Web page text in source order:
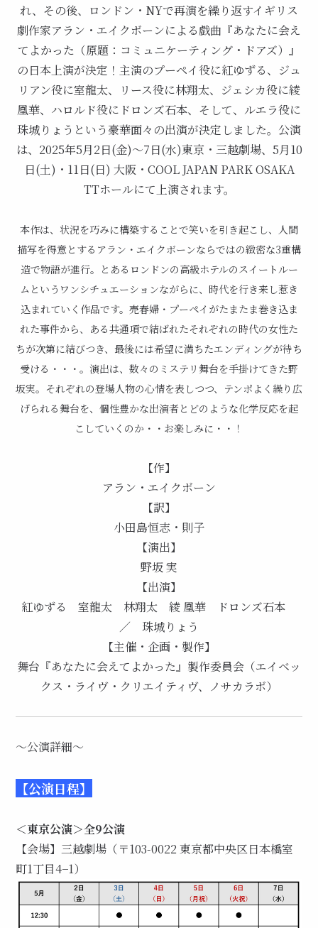
れ、その後、ロンドン・NYで再演を繰り返すイギリス
劇作家アラン・エイクボーンによる戯曲『あなたに会え
てよかった（原題：コミュニケーティング・ドアズ）』
の日本上演が決定！主演のプーペイ役に紅ゆずる、ジュ
リアン役に室龍太、リース役に林翔太、ジェシカ役に綾
凰華、ハロルド役にドロンズ石本、そして、ルエラ役に
珠城りょうという豪華面々の出演が決定しました。公演
は、2025年5月2日(金)～7日(水)東京・三越劇場、5月10
日(土)・11日(日) 大阪・COOL JAPAN PARK OSAKA
TTホールにて上演されます。
本作は、状況を巧みに構築することで笑いを引き起こし、人間
描写を得意とするアラン・エイクボーンならではの緻密な3重構
造で物語が進行。とあるロンドンの高級ホテルのスイートルー
ムというワンシチュエーションながらに、時代を行き来し惹き
込まれていく作品です。売春婦・プーペイがたまたま巻き込ま
れた事件から、ある共通項で結ばれたそれぞれの時代の女性た
ちが次第に結びつき、最後には希望に満ちたエンディングが待ち
受ける・・・。演出は、数々のミステリ舞台を手掛けてきた野
坂実。それぞれの登場人物の心情を表しつつ、テンポよく繰り広
げられる舞台を、個性豊かな出演者とどのような化学反応を起
こしていくのか・・お楽しみに・・！
【作】
アラン・エイクボーン
【訳】
小田島恒志・則子
【演出】
野坂 実
【出演】
紅ゆずる 室龍太 林翔太 綾 凰華 ドロンズ石本
／ 珠城りょう
【主催・企画・製作】
舞台『あなたに会えてよかった』製作委員会（エイベッ
クス・ライヴ・クリエイティヴ、ノサカラボ）
～公演詳細～
【公演日程】
＜東京公演＞全9公演
【会場】三越劇場（〒103-0022 東京都中央区日本橋室
町1丁目4−1）